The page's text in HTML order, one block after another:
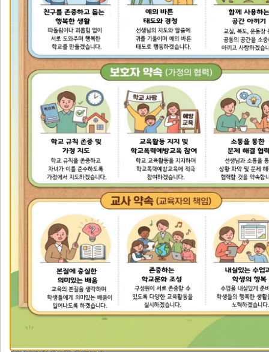
기
비
주
비
주
정
지
비
주
얼
다
음
팝업존
팝
업
존
이
전
팝
업
존
정
지
팝
업
존
다
음
오늘의 식단